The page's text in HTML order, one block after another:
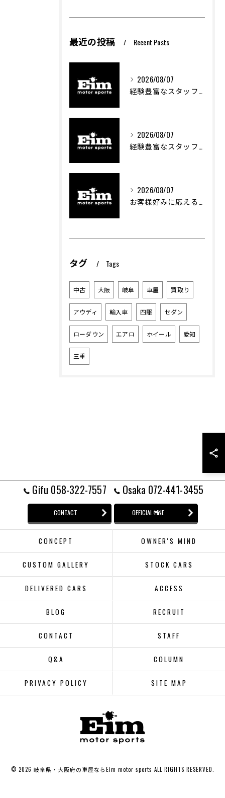
最近の投稿 Recent Posts
2026/08/07
経験豊富なスタッフが支える車両カスタムの魅力
2026/08/07
経験豊富なスタッフが支える車のカスタム技術とは
2026/08/07
お客様好みに応える中古車探しの秘訣
タグ Tags
中古 大阪 岐阜 車屋 買取り
アウディ 輸入車 四駆 セダン
ローダウン エアロ ホイール 愛知
三重
Gifu 058-322-7557 Osaka 072-441-3455
CONTACT OFFICIAL LINE
CONCEPT OWNER'S MIND
CUSTOM GALLERY STOCK CARS
DELIVERED CARS ACCESS
BLOG RECRUIT
CONTACT STAFF
Q&A COLUMN
PRIVACY POLICY SITE MAP
© 2026 岐阜県・大阪府の車屋ならEim motor sports ALL RIGHTS RESERVED.